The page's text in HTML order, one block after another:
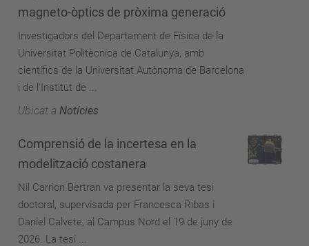
magneto-òptics de pròxima generació
Investigadors del Departament de Física de la
Universitat Politècnica de Catalunya, amb
científics de la Universitat Autònoma de Barcelona
i de l'Institut de ...
Ubicat a Notícies
Comprensió de la incertesa en la
modelització costanera
Nil Carrion Bertran va presentar la seva tesi
doctoral, supervisada per Francesca Ribas i
Daniel Calvete, al Campus Nord el 19 de juny de
2026. La tesi ...